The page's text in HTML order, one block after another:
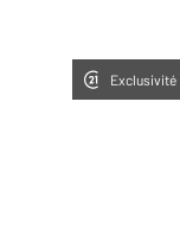
Exclusivité